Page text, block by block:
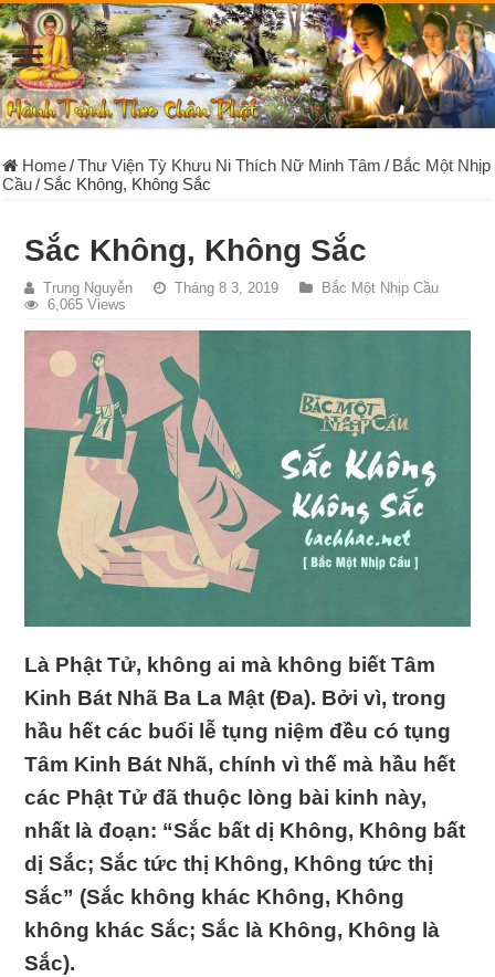
Home/Thư Viện Tỳ Khưu Ni Thích Nữ Minh Tâm / Bắc Một Nhịp
Cầu/ Sắc Không, Không Sắc
Sắc Không, Không Sắc
Trung Nguyễn Tháng 8 3, 2019
Bắc Một Nhịp Cầu
6,065 Views
Là Phật Tử, không ai mà không biết Tâm
Kinh Bát Nhã Ba La Mật (Ða). Bởi vì, trong
hầu hết các buổi lễ tụng niệm đều có tụng
Tâm Kinh Bát Nhã, chính vì thế mà hầu hết
các Phật Tử đã thuộc lòng bài kinh này,
nhất là đoạn: “Sắc bất dị Không, Không bất
dị Sắc; Sắc tức thị Không, Không tức thị
Sắc” (Sắc không khác Không, Không
không khác Sắc; Sắc là Không, Không là
Sắc).